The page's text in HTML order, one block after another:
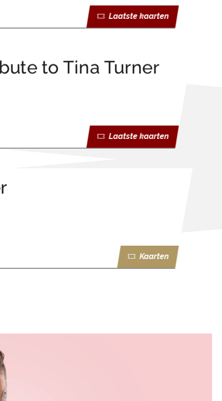
Laatste kaarten
to Tina Turner
Laatste kaarten
Kaarten